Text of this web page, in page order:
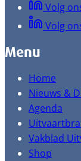
Volg
Volg
Menu
Home
Nieuws &
Agenda
Vakblad
Shop